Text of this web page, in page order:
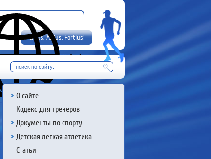
Citius, Altius, Fortius!
RU
О сайте
Кодекс для тренеров
Документы по спорту
Детская легкая атлетика
Статьи